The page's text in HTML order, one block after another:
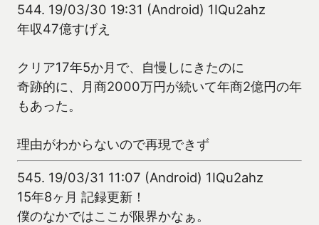
544. 19/03/30 19:31 (Android) 1IQu2ahz
年収47億すげえ
クリア17年5か月で、自慢しにきたのに
奇跡的に、月商2000万円が続いて年商2億円の年
もあった。
理由がわからないので再現できず
545. 19/03/31 11:07 (Android) 1IQu2ahz
15年8ヶ月 記録更新！
僕のなかではここが限界かなぁ。